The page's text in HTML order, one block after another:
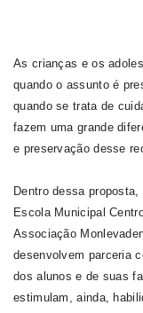
As crianças e os
quando o assunto é
quando se trata de
fazem uma grande
e preservação desse
Dentro dessa
Escola Municipal
Associação
desenvolvem parceria
dos alunos e de suas
estimulam, ainda,